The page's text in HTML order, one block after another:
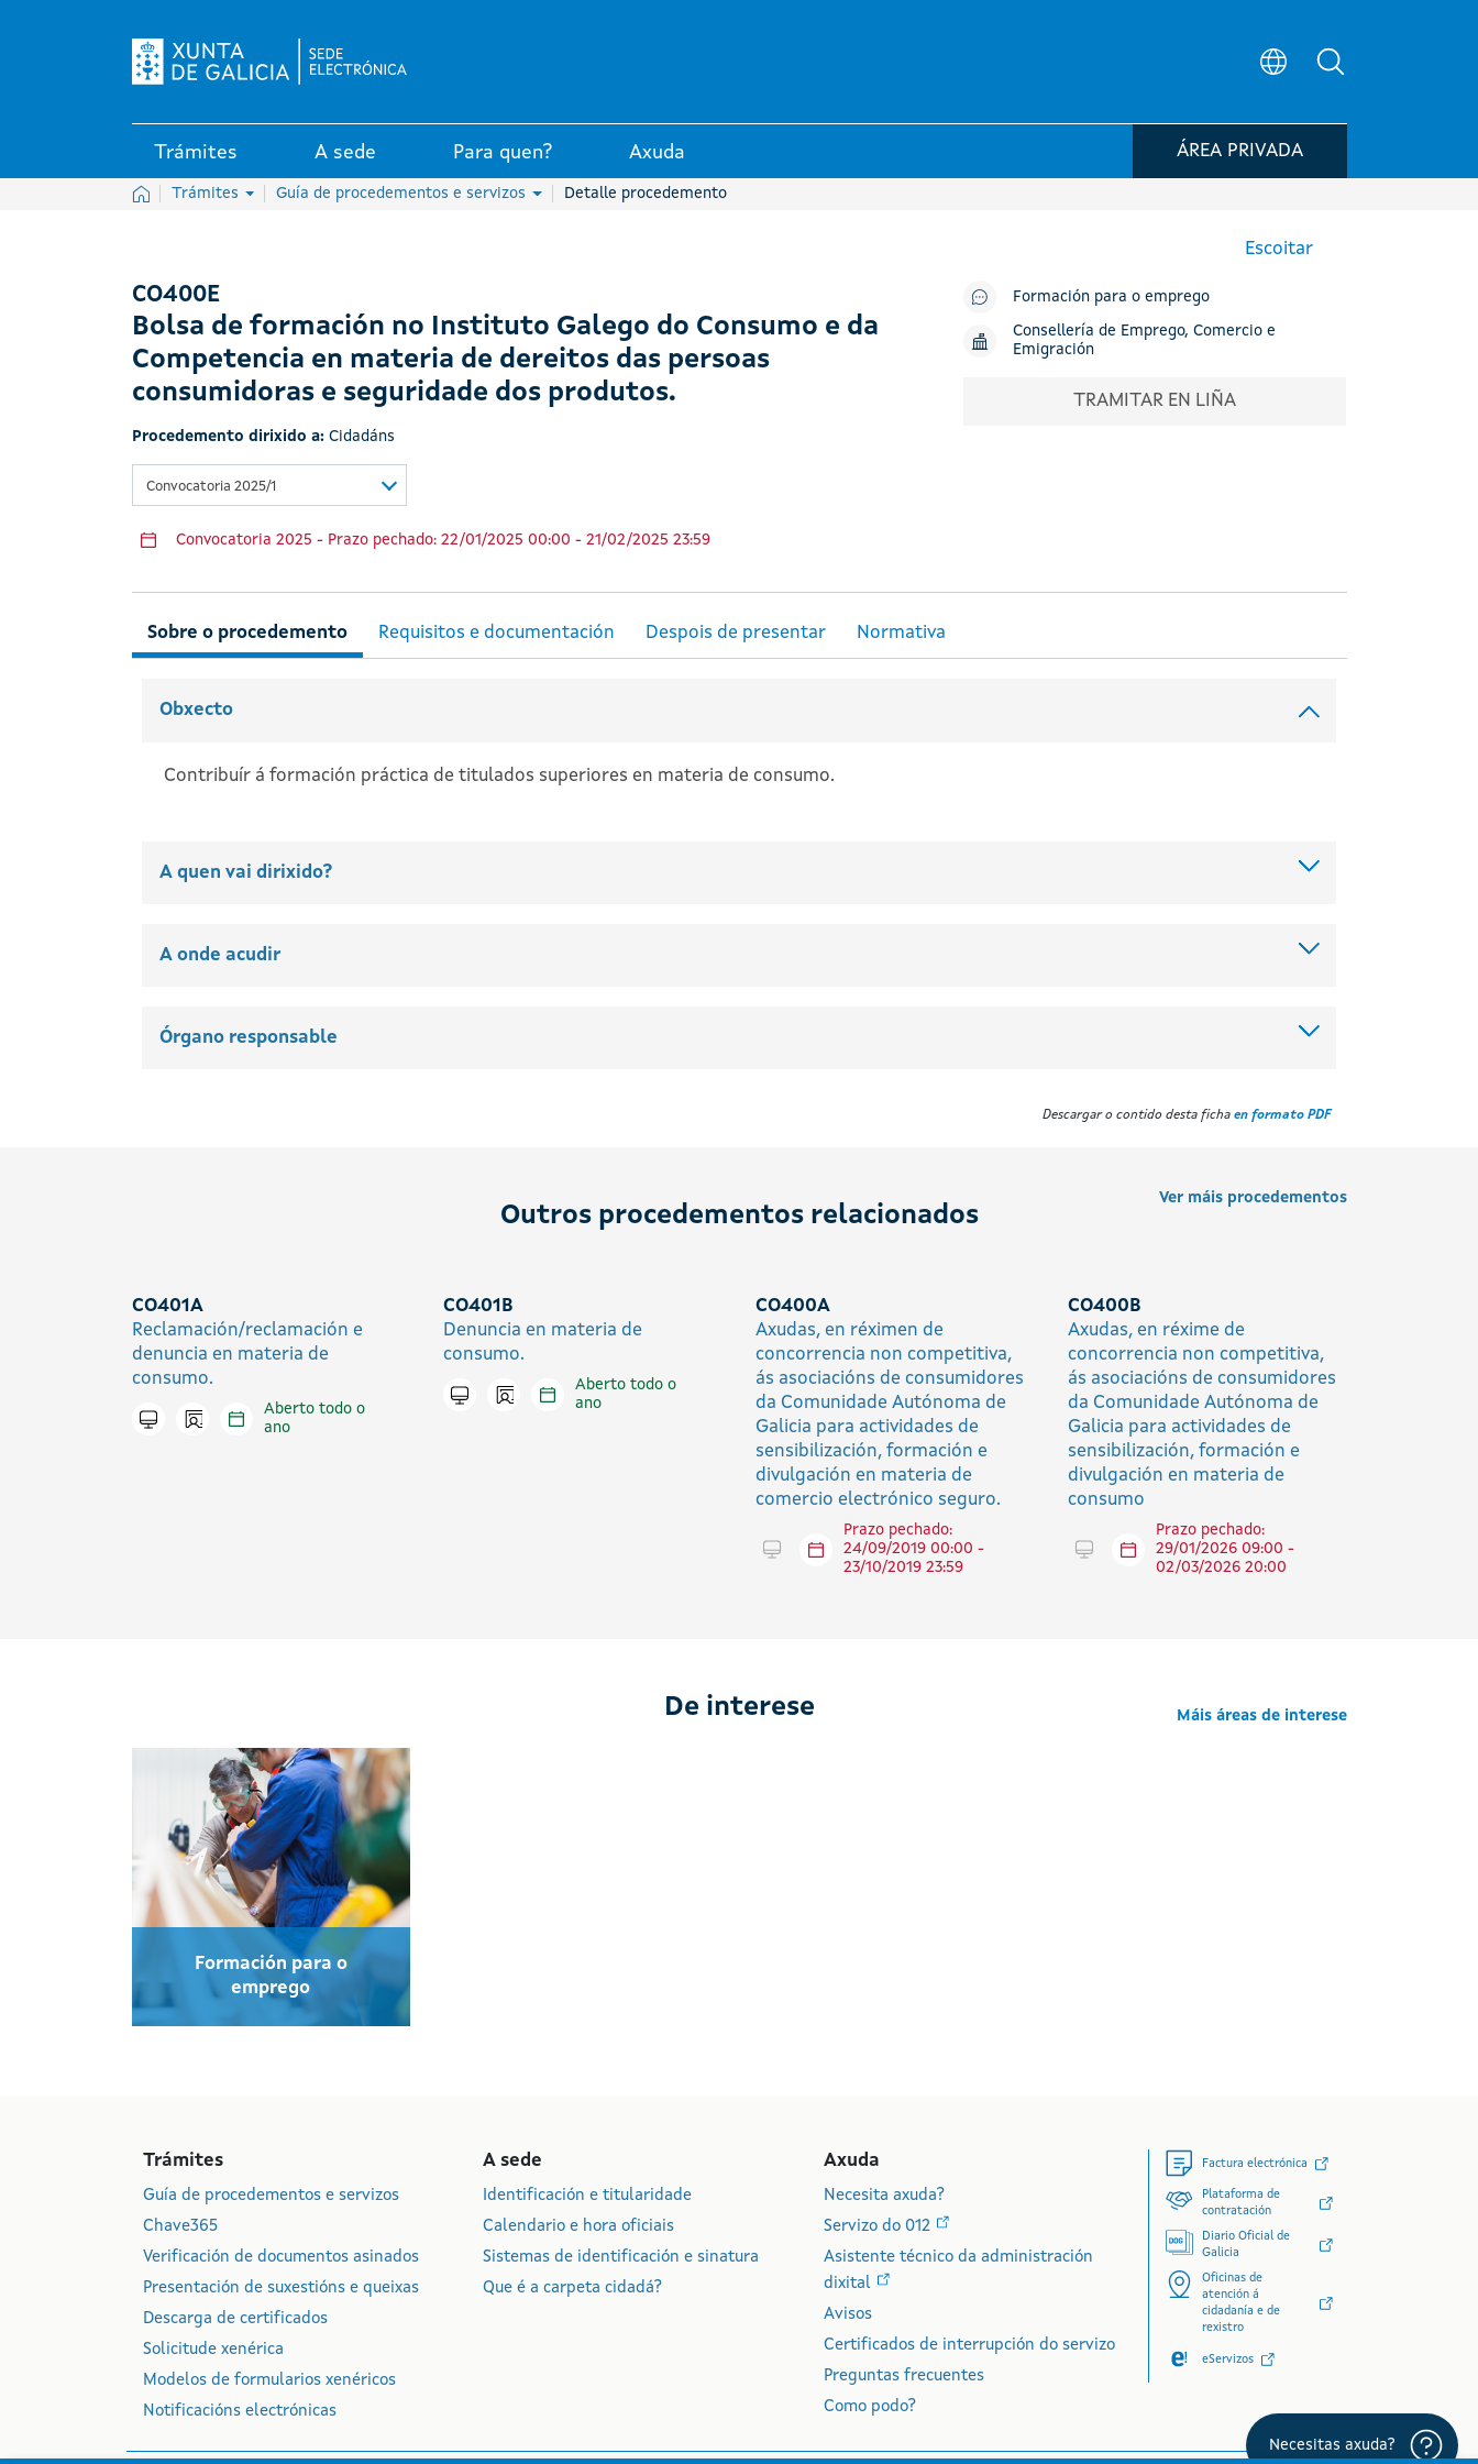
Trámites A sede Para quen? Axuda ÁREA PRIVADA
InicioTrámites Guía de procedementos e servizos Detalle procedemento
Escoitar
CO400E
Bolsa de formación no Instituto Galego do Consumo e da
Competencia en materia de dereitos das persoas
consumidoras e seguridade dos produtos.
Procedemento dirixido a: Cidadáns
Convocatoria 2025/1
Convocatoria 2025 - Prazo pechado: 22/01/2025 00:00 - 21/02/2025 23:59
Formación para o emprego
Consellería de Emprego, Comercio e
Emigración
TRAMITAR EN LIÑA
Sobre o procedemento Despois de presentar
Obxecto
Contribuír á formación práctica de titulados superiores en materia de consumo.
A quen vai dirixido?
A onde acudir
Órgano responsable
Descargar o contido desta ficha en formato PDF
Outros procedementos relacionados
Ver máis procedementos
CO401A
Reclamación/reclamación e
denuncia en materia de
consumo.
Tramitar en liña
Icono presencial
Aberto todo o
ano
CO401B
Denuncia en materia de
consumo.
Tramitar en liña
Icono presencial
Aberto todo o
ano
CO400A
Axudas, en réximen de
concorrencia non competitiva,
ás asociacións de consumidores
da Comunidade Autónoma de
Galicia para actividades de
sensibilización, formación e
divulgación en materia de
comercio electrónico seguro.
Tramitar en liña
Prazo pechado:
24/09/2019 00:00 -
23/10/2019 23:59
CO400B
Axudas, en réxime de
concorrencia non competitiva,
ás asociacións de consumidores
da Comunidade Autónoma de
Galicia para actividades de
sensibilización, formación e
divulgación en materia de
consumo
Tramitar en liña
Prazo pechado:
29/01/2026 09:00 -
02/03/2026 20:00
De interese Máis áreas de interese
Formación para o
emprego
Trámites
Guía de procedementos e servizos
Chave365
Verificación de documentos asinados
Presentación de suxestións e queixas
Descarga de certificados
Solicitude xenérica
Modelos de formularios xenéricos
Notificacións electrónicas
A sede
Identificación e titularidade
Calendario e hora oficiais
Sistemas de identificación e sinatura
Que é a carpeta cidadá?
Axuda
Necesita axuda?
Servizo do 012
Asistente técnico da administración
dixital
Avisos
Certificados de interrupción do servizo
Preguntas frecuentes
Como podo?
Factura electrónica
Plataforma de
contratación
Diario Oficial de
Galicia
Oficinas de
atención á
cidadanía e de
rexistro
eServizos